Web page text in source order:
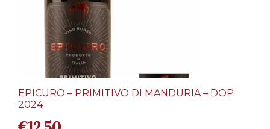
EPICURO – PRIMITIVO DI MANDURIA – DOP
2024